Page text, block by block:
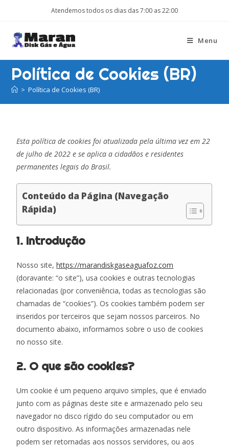
Atendemos todos os dias das 7:00 as 22:00
Menu
Política de Cookies (BR)
> Política de Cookies (BR)
Esta política de cookies foi atualizada pela última vez em 22
de julho de 2022 e se aplica a cidadãos e residentes
permanentes legais do Brasil.
Conteúdo da Página (Navegação
Rápida)
1. Introdução
Nosso site,https://marandiskgaseaguafoz.com
(doravante: “o site”), usa cookies e outras tecnologias
relacionadas (por conveniência, todas as tecnologias são
chamadas de “cookies”). Os cookies também podem ser
inseridos por terceiros que sejam nossos parceiros. No
documento abaixo, informamos sobre o uso de cookies
no nosso site.
2. O que são cookies?
Um cookie é um pequeno arquivo simples, que é enviado
junto com as páginas deste site e armazenado pelo seu
navegador no disco rígido do seu computador ou em
outro dispositivo. As informações armazenadas nele
podem ser retornadas aos nossos servidores, ou aos